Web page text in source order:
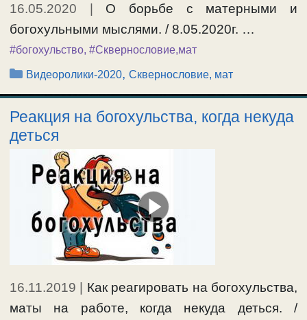
16.05.2020
О борьбе с матерными и
богохульными мыслями. / 8.05.2020г. …
#богохульство, #Сквернословие,мат
Рубрики
Видеоролики-2020,Сквернословие, мат
Реакция на богохульства, когда некуда
деться
16.11.2019
Как реагировать на богохульства,
маты на работе, когда некуда деться. /